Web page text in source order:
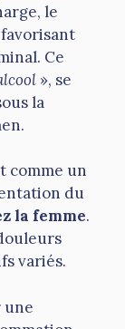
le
Ce
», se
la
comme un
du
la femme.
variés.
une